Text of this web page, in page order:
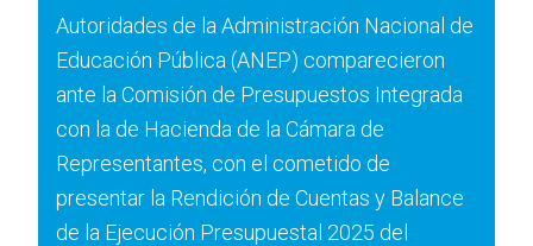
Autoridades de la Administración Nacional de
Educación Pública (ANEP) comparecieron
ante la Comisión de Presupuestos Integrada
con la de Hacienda de la Cámara de
Representantes, con el cometido de
presentar la Rendición de Cuentas y Balance
de la Ejecución Presupuestal 2025 del